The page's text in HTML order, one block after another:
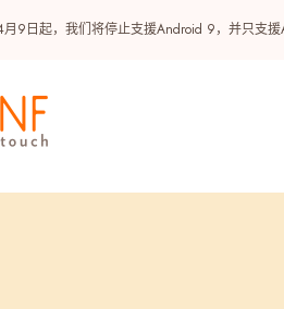
9日起，我们将停止支援Android 9，并只支